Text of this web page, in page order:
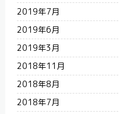
2019年7月
2019年6月
2019年3月
2018年11月
2018年8月
2018年7月